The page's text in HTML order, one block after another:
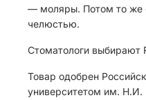
— моляры. Потом то же
челюстью.
Стоматологи выбирают
Товар одобрен
университетом им. Н.И.